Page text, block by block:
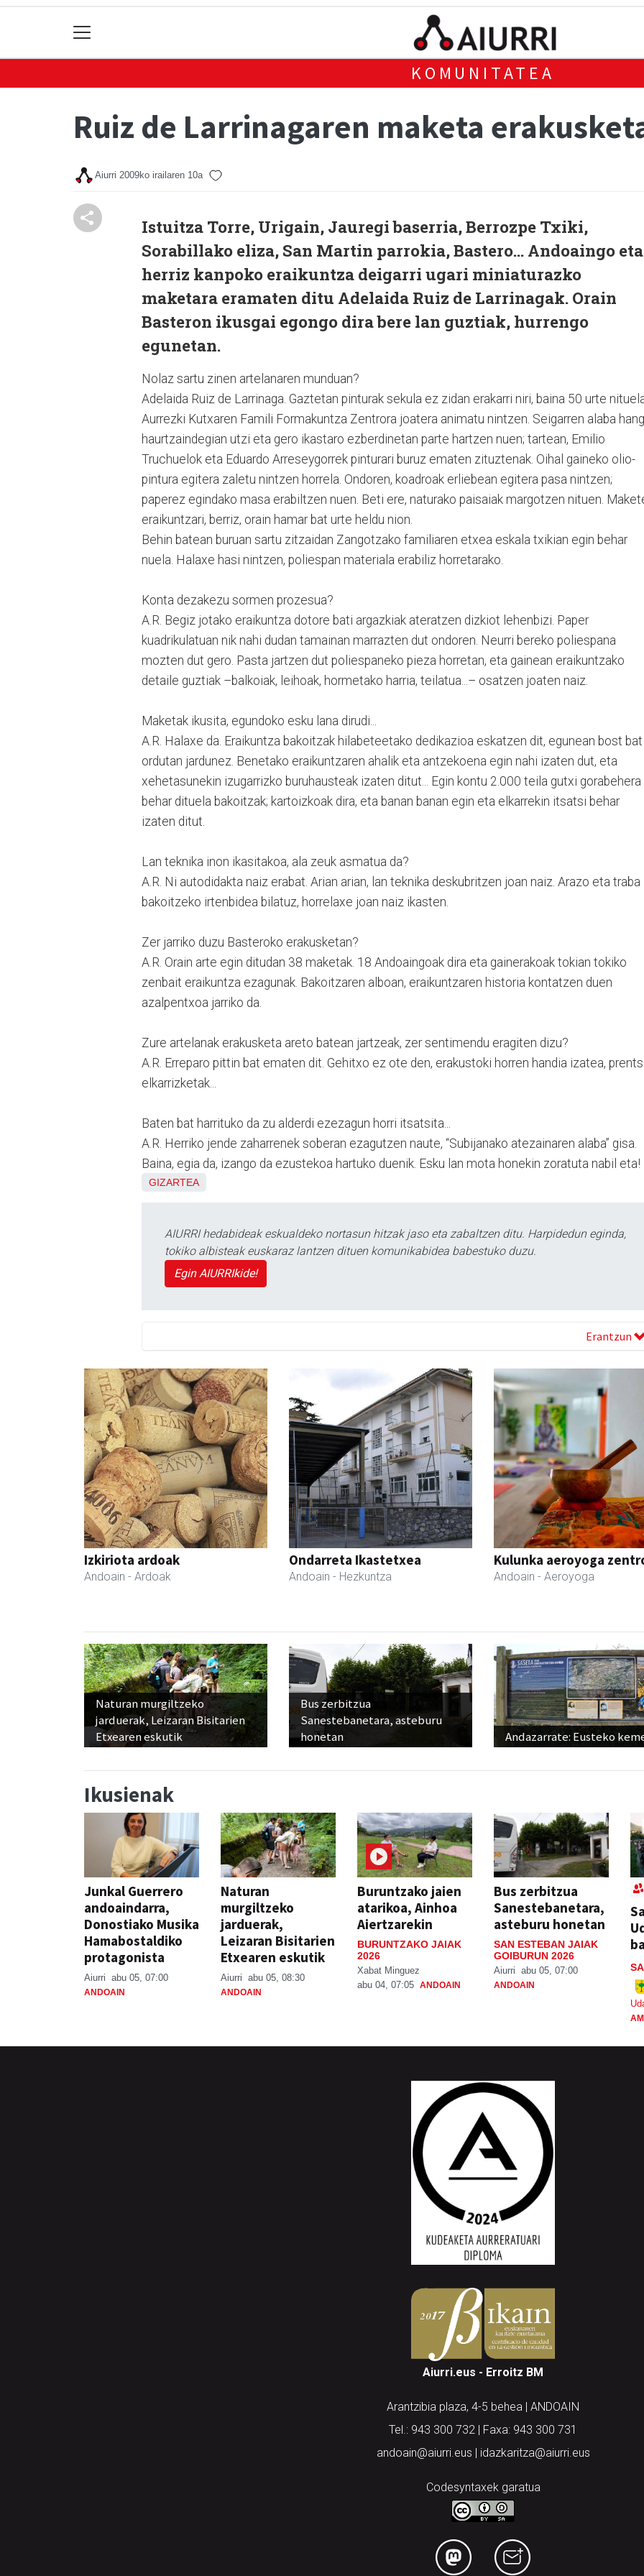
KOMUNITATEA
Ruiz de Larrinagaren maketa
Aiurri 2009ko irailaren 10a
Istuitza Torre, Urigain, Jauregi baserria, Berrozpe Txiki,
Sorabillako eliza, San Martin parrokia, Bastero... Andoaingo eta
herriz kanpoko eraikuntza deigarri ugari miniaturazko
maketara eramaten ditu Adelaida Ruiz de Larrinagak. Orain
Basteron ikusgai egongo dira bere lan guztiak, hurrengo
egunetan.
Nolaz sartu zinen artelanaren munduan?
Adelaida Ruiz de Larrinaga. Gaztetan pinturak sekula ez zidan erakarri niri, baina 50 urte
Aurrezki Kutxaren Famili Formakuntza Zentrora joatera animatu nintzen. Seigarren alaba
haurtzaindegian utzi eta gero ikastaro ezberdinetan parte hartzen nuen; tartean, Emilio
Truchuelok eta Eduardo Arreseygorrek pinturari buruz ematen zituztenak. Oihal gaineko olio-
pintura egitera zaletu nintzen horrela. Ondoren, koadroak erliebean egitera pasa nintzen;
paperez egindako masa erabiltzen nuen. Beti ere, naturako paisaiak margotzen nituen.
eraikuntzari, berriz, orain hamar bat urte heldu nion.
Behin batean buruan sartu zitzaidan Zangotzako familiaren etxea eskala txikian egin behar
nuela. Halaxe hasi nintzen, poliespan materiala erabiliz horretarako.
Konta dezakezu sormen prozesua?
A.R. Begiz jotako eraikuntza dotore bati argazkiak ateratzen dizkiot lehenbizi. Paper
kuadrikulatuan nik nahi dudan tamainan marrazten dut ondoren. Neurri bereko poliespana
mozten dut gero. Pasta jartzen dut poliespaneko pieza horretan, eta gainean eraikuntzako
detaile guztiak –balkoiak, leihoak, hormetako harria, teilatua...– osatzen joaten naiz.
Maketak ikusita, egundoko esku lana dirudi...
A.R. Halaxe da. Eraikuntza bakoitzak hilabeteetako dedikazioa eskatzen dit, egunean bost bat
ordutan jardunez. Benetako eraikuntzaren ahalik eta antzekoena egin nahi izaten dut, eta
xehetasunekin izugarrizko buruhausteak izaten ditut... Egin kontu 2.000 teila gutxi gorabehera
behar dituela bakoitzak; kartoizkoak dira, eta banan banan egin eta elkarrekin itsatsi behar
izaten ditut.
Lan teknika inon ikasitakoa, ala zeuk asmatua da?
A.R. Ni autodidakta naiz erabat. Arian arian, lan teknika deskubritzen joan naiz. Arazo eta traba
bakoitzeko irtenbidea bilatuz, horrelaxe joan naiz ikasten.
Zer jarriko duzu Basteroko erakusketan?
A.R. Orain arte egin ditudan 38 maketak. 18 Andoaingoak dira eta gainerakoak tokian tokiko
zenbait eraikuntza ezagunak. Bakoitzaren alboan, eraikuntzaren historia kontatzen duen
azalpentxoa jarriko da.
Zure artelanak erakusketa areto batean jartzeak, zer sentimendu eragiten dizu?
A.R. Erreparo pittin bat ematen dit. Gehitxo ez ote den, erakustoki horren handia izatea,
elkarrizketak...
Baten bat harrituko da zu alderdi ezezagun horri itsatsita...
A.R. Herriko jende zaharrenek soberan ezagutzen naute, “Subijanako atezainaren alaba” gisa.
Baina, egia da, izango da ezustekoa hartuko duenik. Esku lan mota honekin zoratuta nabil eta!
GIZARTEA
AIURRI hedabideak eskualdeko nortasun hitzak jaso eta zabaltzen ditu. Harpidedun eginda,
tokiko albisteak euskaraz lantzen dituen komunikabidea babestuko duzu.
Egin AIURRIkide!
Erantzun
Izkiriota ardoak
Andoain - Ardoak
Ondarreta Ikastetxea
Andoain - Hezkuntza
Kulunka aeroyoga
Andoain - Aeroyoga
Naturan murgiltzeko
jarduerak, Leizaran Bisitarien
Etxearen eskutik
Bus zerbitzua
Sanestebanetara, asteburu
honetan
Andazarrate: Eusteko
Ikusienak
Junkal Guerrero
andoaindarra,
Donostiako Musika
Hamabostaldiko
protagonista
Aiurri abu 05, 07:00
ANDOAIN
Naturan
murgiltzeko
jarduerak,
Leizaran Bisitarien
Etxearen eskutik
Aiurri abu 05, 08:30
ANDOAIN
Buruntzako jaien
atarikoa, Ainhoa
Aiertzarekin
BURUNTZAKO JAIAK
2026
Xabat Minguez
abu 04, 07:05 ANDOAIN
Bus zerbitzua
Sanestebanetara,
asteburu honetan
SAN ESTEBAN JAIAK
GOIBURUN 2026
Aiurri abu 05, 07:00
ANDOAIN
Aiurri.eus - Erroitz BM
Arantzibia plaza, 4-5 behea | ANDOAIN
Tel.: 943 300 732 | Faxa: 943 300 731
andoain@aiurri.eus | idazkaritza@aiurri.eus
Codesyntaxek garatua